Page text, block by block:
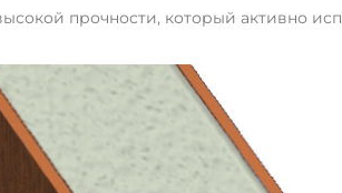
прочности, который активно